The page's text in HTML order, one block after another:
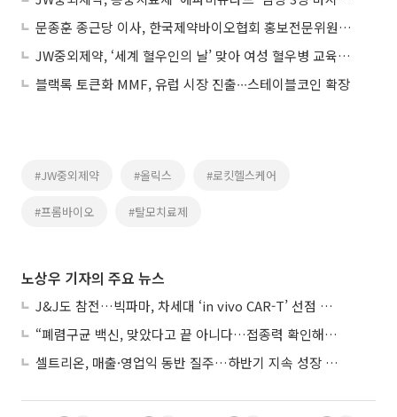
문종훈 종근당 이사, 한국제약바이오협회 홍보전문위원장 선출
JW중외제약, ‘세계 혈우인의 날’ 맞아 여성 혈우병 교육용 만화책 배포
블랙록 토큰화 MMF, 유럽 시장 진출∙∙∙스테이블코인 확장
#JW중외제약 #올릭스 #로킷헬스케어
#프롬바이오 #탈모치료제
노상우 기자의 주요 뉴스
J&J도 참전…빅파마, 차세대 ‘in vivo CAR-T’ 선점 경쟁 본격화
“폐렴구균 백신, 맞았다고 끝 아니다…접종력 확인해야”
셀트리온, 매출·영업익 동반 질주…하반기 지속 성장 전망에 주목